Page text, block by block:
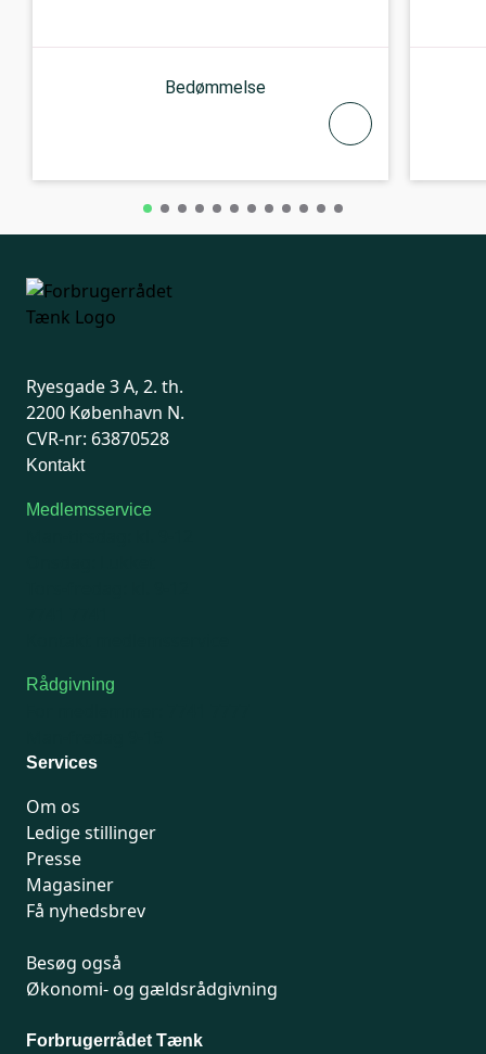
Bedømmelse
Ryesgade 3 A, 2. th.
2200 København N.
CVR-nr: 63870528
Kontakt
Medlemsservice
Rådgivning
Services
Om os
Ledige stillinger
Presse
Magasiner
Få nyhedsbrev
Besøg også
Økonomi- og gældsrådgivning
Forbrugerrådet Tænk